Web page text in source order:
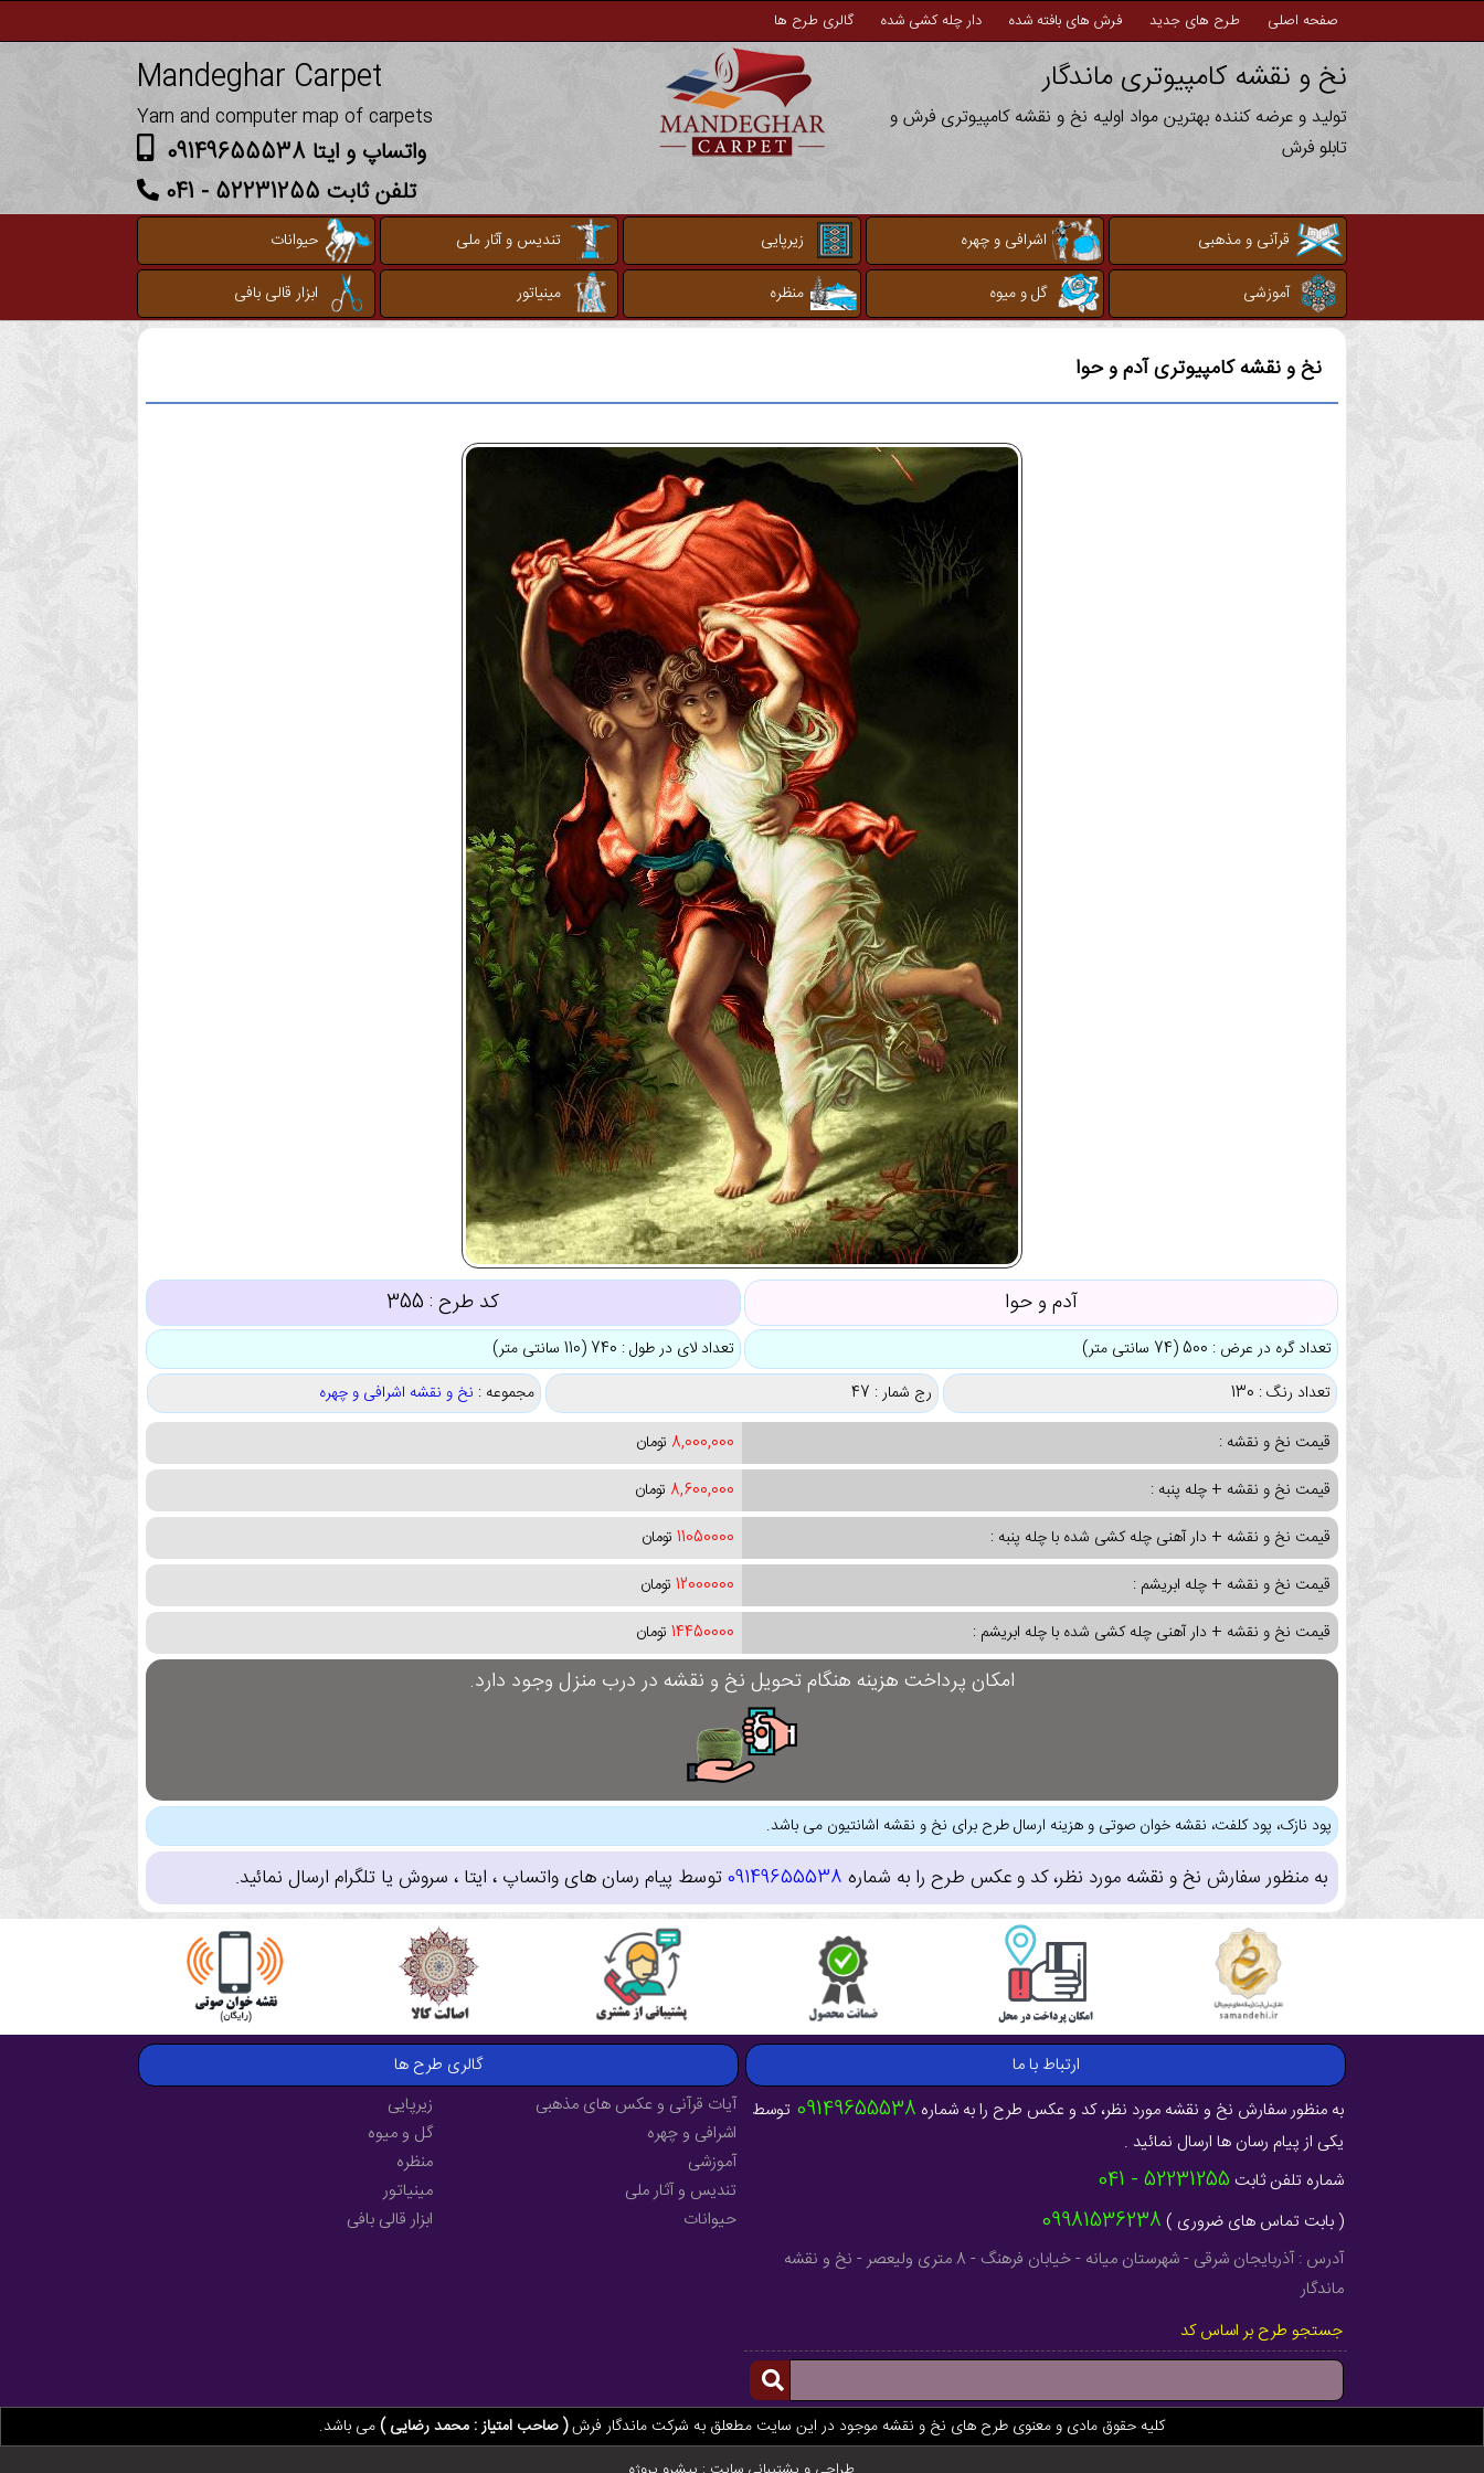
صفحه اصلی طرح های جدید فرش های بافته شده دار چله کشی شده گالری طرح ها
نخ و نقشه کامپیوتری ماندگار
تولید و عرضه کننده بهترین مواد اولیه نخ و نقشه کامپیوتری فرش و
تابلو فرش
Mandeghar Carpet
Yarn and computer map of carpets
واتساپ و ایتا 09149655538
تلفن ثابت 52231255 - 041
قرآنی و مذهبی اشرافی و چهره زیرپایی تندیس و آثار ملی
حیوانات
آموزشی
گل و میوه منظره مینیاتور ابزار قالی بافی
نخ و نقشه کامپیوتریآدم و حوا
آدم و حوا کد طرح : 355
تعداد گره در عرض : 500 (74 سانتی متر)
تعداد لای در طول : 740 (110 سانتی متر)
تعداد رنگ : 130
رج شمار : 47 مجموعه : نخ و نقشه اشرافی و چهره
قیمت نخ و نقشه :
8,000,000 تومان
قیمت نخ و نقشه + چله پنبه :
8,600,000 تومان
قیمت نخ و نقشه + دار آهنی چله کشی شده با چله پنبه :
11050000 تومان
قیمت نخ و نقشه + چله ابریشم :
12000000 تومان
قیمت نخ و نقشه + دار آهنی چله کشی شده با چله ابریشم :
14450000 تومان
امکان پرداخت هزینه هنگام تحویل نخ و نقشه در درب منزل وجود دارد.
پود نازک، پود کلفت، نقشه خوان صوتی و هزینه ارسال طرح برای نخ و نقشه اشانتیون می باشد.
به منظور سفارش نخ و نقشه مورد نظر، کد و عکس طرح را به شماره 09149655538توسط پیام رسان های واتساپ ، ایتا ، سروش یا تلگرام ارسال نمائید.
ارتباط با ما
به منظور سفارش نخ و نقشه مورد نظر، کد و عکس طرح را به شماره 09149655538 توسط
یکی از پیام رسان ها ارسال نمائید .
شماره تلفن ثابت 52231255 - 041
( بابت تماس های ضروری ) 09981536238
آدرس : آذربایجان شرقی - شهرستان میانه - خیابان فرهنگ - 8 متری ولیعصر - نخ و نقشه
ماندگار
جستجو طرح بر اساس کد
گالری طرح ها
آیات قرآنی و عکس های مذهبی
اشرافی و چهره
آموزشی
تندیس و آثار ملی
حیوانات
زیرپایی
گل و میوه
منظره
مینیاتور
ابزار قالی بافی
کلیه حقوق مادی و معنوی طرح های نخ و نقشه موجود در این سایت مطعلق به شرکت ماندگار فرش( صاحب امتیاز : محمد رضایی ) می باشد.